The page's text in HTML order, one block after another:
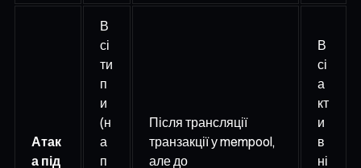
Атак
а під
В
сі
ти
п
и
(н
а
п
Після трансляції
транзакції у mempool,
але до
В
сі
а
кт
и
в
ні